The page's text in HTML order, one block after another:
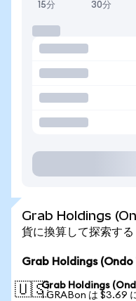
15分 30分
Grab Holdings
貨に換算して探索する
Grab Holdings (Ondo
🇺🇸Grab Holdings
1 GRABon は $3.69